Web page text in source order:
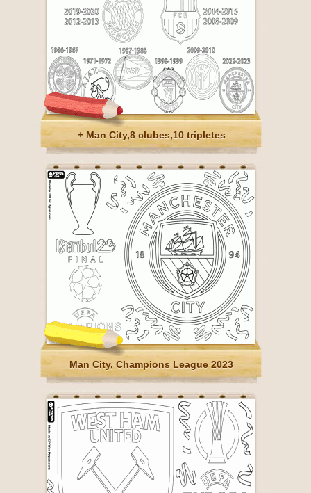
+ Man City,8 clubes,10 tripletes
Man City, Champions League 2023